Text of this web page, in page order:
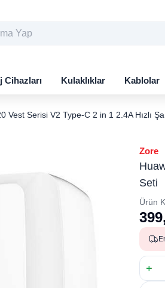
Cihazları Kulaklıklar Kablolar
Vest Serisi V2 Type-C 2 in 1 2.4A Hızlı
Zore
Seti
Ürün